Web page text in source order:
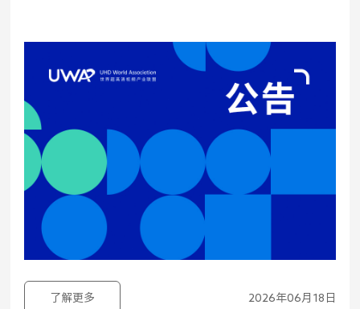
了解更多 2026年06月18日